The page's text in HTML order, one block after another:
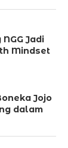
Jadi
Mindset
Jojo
dalam